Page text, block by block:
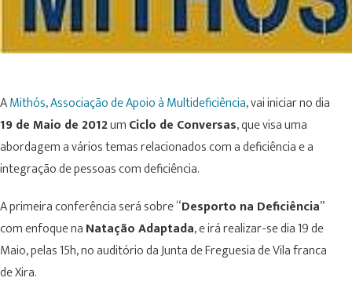
AMithós, Associação de Apoio à Multideficiência, vai iniciar no dia
19 de Maio de 2012umCiclo de Conversas, que visa uma
abordagem a vários temas relacionados com a deficiência e a
integração de pessoas com deficiência.
A primeira conferência será sobre “Desporto na Deficiência”
com enfoque naNatação Adaptada, e irá realizar-se dia 19 de
Maio, pelas 15h, no auditório da Junta de Freguesia de Vila franca
de Xira.